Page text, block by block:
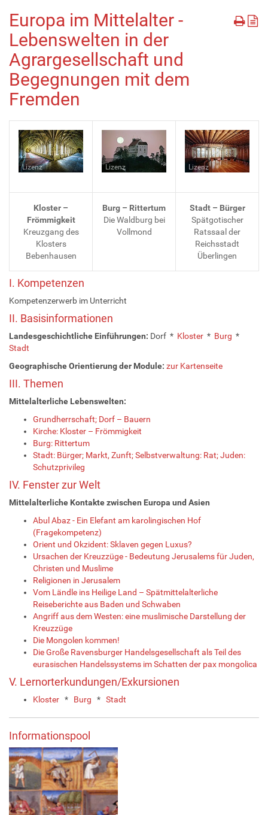
Europa im Mittelalter -
Lebenswelten in der
Agrargesellschaft und
Begegnungen mit dem
Fremden
Lizenz Lizenz Lizenz
Kloster –
Frömmigkeit
Kreuzgang des
Klosters
Bebenhausen
Burg – Rittertum
Die Waldburg bei
Vollmond
Stadt – Bürger
Spätgotischer
Ratssaal der
Reichsstadt
Überlingen
I. Kompetenzen
Kompetenzerwerb im Unterricht
II. Basisinformationen
Landesgeschichtliche Einführungen: Dorf * Kloster * Burg *
Stadt
Geographische Orientierung der Module: zur Kartenseite
III. Themen
Mittelalterliche Lebenswelten:
Grundherrschaft; Dorf – Bauern
Kirche: Kloster – Frömmigkeit
Burg: Rittertum
Stadt: Bürger; Markt, Zunft; Selbstverwaltung: Rat; Juden:
Schutzprivileg
IV. Fenster zur Welt
Mittelalterliche Kontakte zwischen Europa und Asien
Abul Abaz - Ein Elefant am karolingischen Hof
(Fragekompetenz)
Orient und Okzident: Sklaven gegen Luxus?
Ursachen der Kreuzzüge - Bedeutung Jerusalems für Juden,
Christen und Muslime
Religionen in Jerusalem
Vom Ländle ins Heilige Land – Spätmittelalterliche
Reiseberichte aus Baden und Schwaben
Angriff aus dem Westen: eine muslimische Darstellung der
Kreuzzüge
Die Mongolen kommen!
Die Große Ravensburger Handelsgesellschaft als Teil des
eurasischen Handelssystems im Schatten der pax mongolica
V. Lernorterkundungen/Exkursionen
Kloster * Burg * Stadt
Informationspool